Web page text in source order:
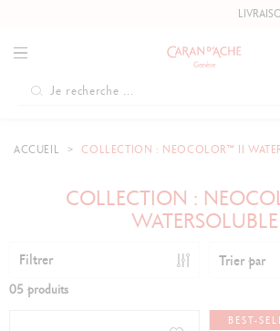
ACCUEIL COLLECTION : NEOCOLOR™ II
COLLECTION :
WATERSOLUBLE
Filtrer Trier par
05 produits
BEST-